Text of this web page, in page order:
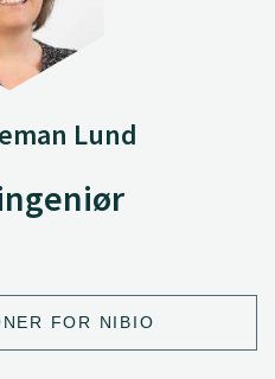
Lund
FOR NIBIO